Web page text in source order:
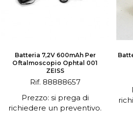
Batteria 7,2V 600mAh Per
Oftalmoscopio Ophtal 001
ZEISS
Rif. 88888657
Prezzo: si prega di
richiedere un preventivo.